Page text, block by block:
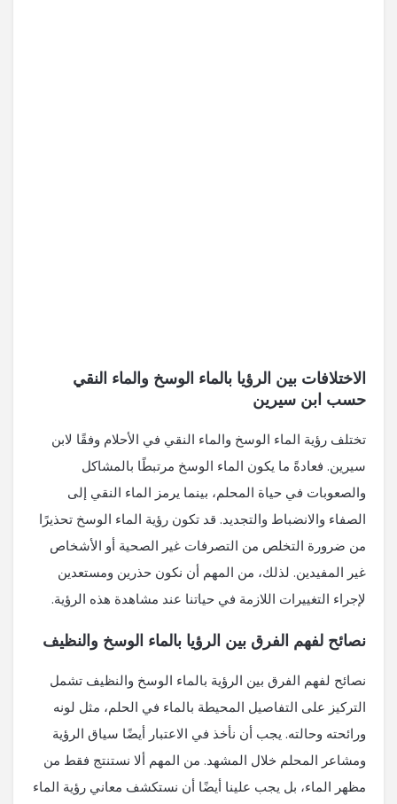
الاختلافات بين الرؤيا بالماء الوسخ والماء النقي
حسب ابن سيرين
تختلف رؤية الماء الوسخ والماء النقي في الأحلام وفقًا لابن
سيرين. فعادةً ما يكون الماء الوسخ مرتبطًا بالمشاكل
والصعوبات في حياة المحلم، بينما يرمز الماء النقي إلى
الصفاء والانضباط والتجديد. قد تكون رؤية الماء الوسخ تحذيرًا
من ضرورة التخلص من التصرفات غير الصحية أو الأشخاص
غير المفيدين. لذلك، من المهم أن نكون حذرين ومستعدين
لإجراء التغييرات اللازمة في حياتنا عند مشاهدة هذه الرؤية.
نصائح لفهم الفرق بين الرؤيا بالماء الوسخ والنظيف
نصائح لفهم الفرق بين الرؤية بالماء الوسخ والنظيف تشمل
التركيز على التفاصيل المحيطة بالماء في الحلم، مثل لونه
ورائحته وحالته. يجب أن نأخذ في الاعتبار أيضًا سياق الرؤية
ومشاعر المحلم خلال المشهد. من المهم ألا نستنتج فقط من
مظهر الماء، بل يجب علينا أيضًا أن نستكشف معاني رؤية الماء